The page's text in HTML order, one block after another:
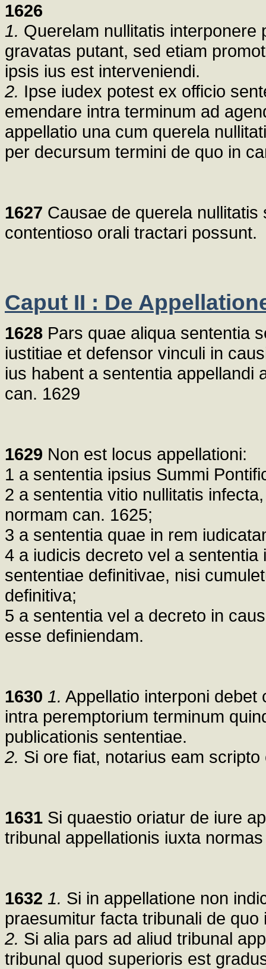
1626
1. Querelam nullitatis
gravatas putant, sed etiam
ipsis ius est interveniendi.
2. Ipse iudex potest ex officio
emendare intra terminum ad
appellatio una cum querela
per decursum termini de quo in
1627 Causae de querela
contentioso orali tractari possunt.
Caput II : De
1628 Pars quae aliqua sententia
iustitiae et defensor vinculi in
ius habent a sententia appellandi
can. 1629
1629 Non est locus appellationi:
1 a sententia ipsius Summi
2 a sententia vitio nullitatis
normam can. 1625;
3 a sententia quae in rem
4 a iudicis decreto vel a
sententiae definitivae, nisi
definitiva;
5 a sententia vel a decreto in
esse definiendam.
1630 1. Appellatio interponi
intra peremptorium terminum
publicationis sententiae.
2. Si ore fiat, notarius eam
1631 Si quaestio oriatur de iure
tribunal appellationis iuxta
1632 1. Si in appellatione non
praesumitur facta tribunali de
2. Si alia pars ad aliud tribunal
tribunal quod superioris est